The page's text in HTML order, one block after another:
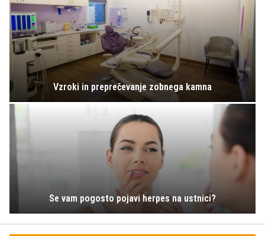
Vzroki in preprečevanje zobnega kamna
Se vam pogosto pojavi herpes na ustnici?